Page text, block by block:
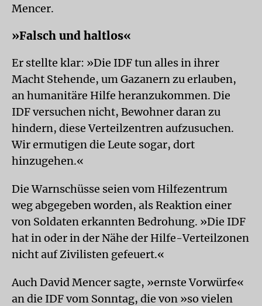
Mencer.
»Falsch und haltlos«
Er stellte klar: »Die IDF tun alles in ihrer
Macht Stehende, um Gazanern zu erlauben,
an humanitäre Hilfe heranzukommen. Die
IDF versuchen nicht, Bewohner daran zu
hindern, diese Verteilzentren aufzusuchen.
Wir ermutigen die Leute sogar, dort
hinzugehen.«
Die Warnschüsse seien vom Hilfezentrum
weg abgegeben worden, als Reaktion einer
von Soldaten erkannten Bedrohung. »Die IDF
hat in oder in der Nähe der Hilfe-Verteilzonen
nicht auf Zivilisten gefeuert.«
Auch David Mencer sagte, »ernste Vorwürfe«
an die IDF vom Sonntag, die von »so vielen